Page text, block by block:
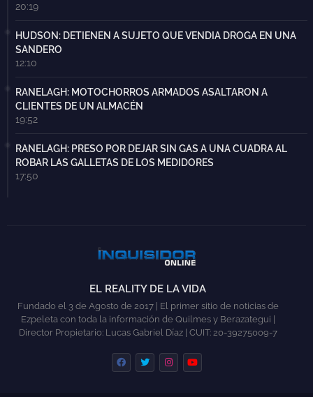
20:19
HUDSON: DETIENEN A SUJETO QUE VENDIA DROGA EN UNA
SANDERO
12:10
RANELAGH: MOTOCHORROS ARMADOS ASALTARON A
CLIENTES DE UN ALMACÉN
19:52
RANELAGH: PRESO POR DEJAR SIN GAS A UNA CUADRA AL
ROBAR LAS GALLETAS DE LOS MEDIDORES
17:50
EL REALITY DE LA VIDA
Fundado el 3 de Agosto de 2017 | El primer sitio de noticias de
Ezpeleta con toda la información de Quilmes y Berazategui |
Director Propietario: Lucas Gabriel Díaz | CUIT: 20-39275009-7